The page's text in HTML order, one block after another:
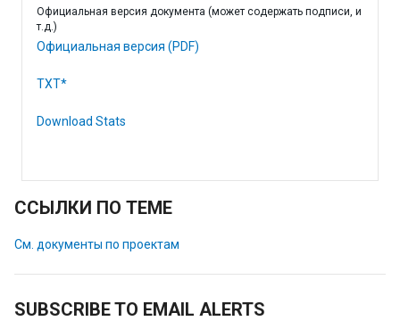
Официальная версия документа (может содержать подписи, и
т.д.)
Официальная версия (PDF)
TXT*
Download Stats
ССЫЛКИ ПО ТЕМЕ
См. документы по проектам
SUBSCRIBE TO EMAIL ALERTS